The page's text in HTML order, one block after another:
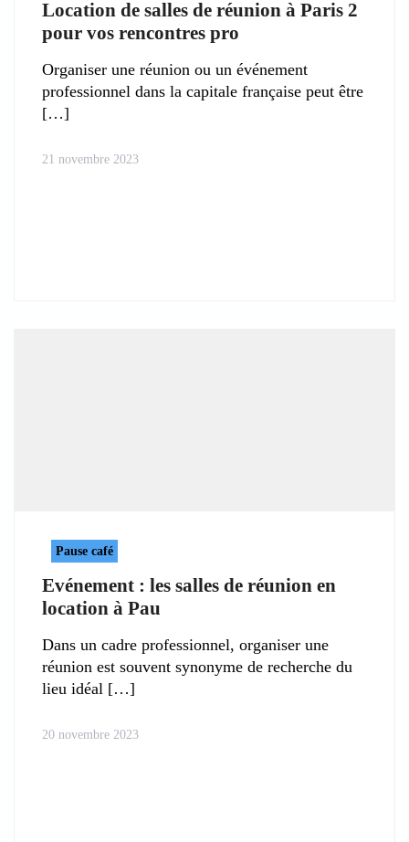
Location de salles de réunion à Paris 2
pour vos rencontres pro
Organiser une réunion ou un événement
professionnel dans la capitale française peut être
21 novembre 2023
Pause café
Evénement : les salles de réunion en
location à Pau
Dans un cadre professionnel, organiser une
réunion est souvent synonyme de recherche du
lieu idéal
20 novembre 2023